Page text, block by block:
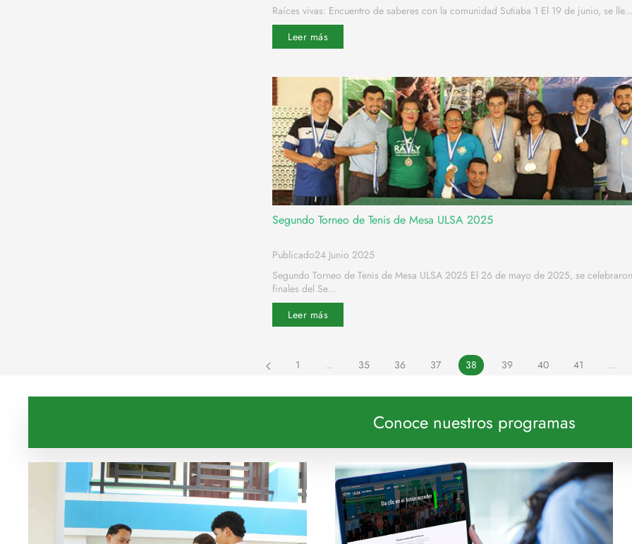
Raíces vivas: Encuentro de saberes con la comunidad Sutiaba 1 El 19 de junio, se lle...
Leer más
Segundo Torneo de Tenis de Mesa ULSA 2025
Publicado24 Junio 2025
Segundo Torneo de Tenis de Mesa ULSA 2025 El 26 de mayo de 2025, se
finales del Se...
Leer más
1 … 35 36 37 38 39 40 41 …
Conoce nuestros programas